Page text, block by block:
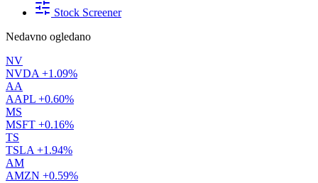
Stock Screener
Nedavno ogledano
NV
NVDA +1.09%
AA
AAPL +0.60%
MS
MSFT +0.16%
TS
TSLA +1.94%
AM
AMZN +0.59%